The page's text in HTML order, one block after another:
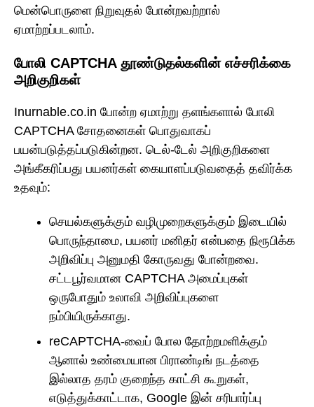
மென்பொருளை நிறுவுதல் போன்றவற்றால்
ஏமாற்றப்படலாம்.
போலி CAPTCHA தூண்டுதல்களின் எச்சரிக்கை
அறிகுறிகள்
Inurnable.co.in போன்ற ஏமாற்று தளங்களால் போலி
CAPTCHA சோதனைகள் பொதுவாகப்
பயன்படுத்தப்படுகின்றன. டெல்-டேல் அறிகுறிகளை
அங்கீகரிப்பது பயனர்கள் கையாளப்படுவதைத் தவிர்க்க
உதவும்:
செயல்களுக்கும் வழிமுறைகளுக்கும் இடையில்
பொருந்தாமை, பயனர் மனிதர் என்பதை நிரூபிக்க
அறிவிப்பு அனுமதி கோருவது போன்றவை.
சட்டபூர்வமான CAPTCHA அமைப்புகள்
ஒருபோதும் உலாவி அறிவிப்புகளை
நம்பியிருக்காது.
reCAPTCHA-வைப் போல தோற்றமளிக்கும்
ஆனால் உண்மையான பிராண்டிங் நடத்தை
இல்லாத தரம் குறைந்த காட்சி கூறுகள்,
எடுத்துக்காட்டாக, Google இன் சரிபார்ப்பு